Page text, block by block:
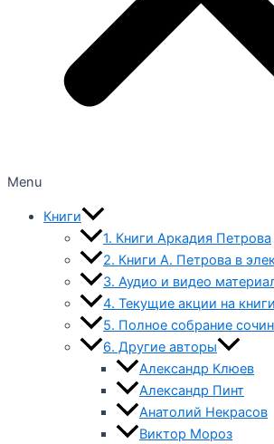
Menu
Книги
1. Книги Аркадия Петрова
2. Книги А. Петрова в
3. Аудио и видео
4. Текущие акции на книги
5. Полное собрание
6. Другие авторы
Александр Клюев
Александр Пинт
Анатолий Некрасов
Виктор Мороз